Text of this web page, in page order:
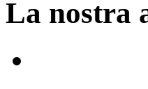
La nostra